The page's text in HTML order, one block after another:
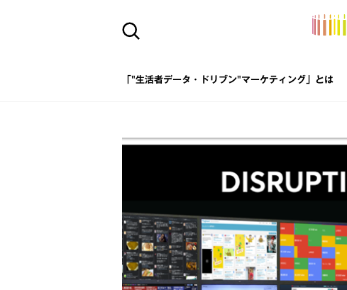
「"生活者データ・ドリブン"マーケティング」とは